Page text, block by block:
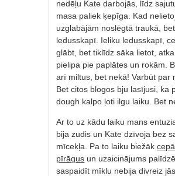
nedēļu Kate darbojās, līdz
masa paliek ķepīga. Kad
uzglabājām noslēgtā traukā,
ledusskapī. Ieliku ledusskapī,
glābt, bet tiklīdz sāka lietot,
pielipa pie paplātes un rokām.
arī miltus, bet nekā! Varbūt par
Bet citos blogos bju lasījusi, ka
dough kalpo ļoti ilgu laiku. Bet
Ar to uz kādu laiku mans
bija zudis un Kate dzīvoja bez
mīcekļa. Pa to laiku biežāk
pīrāgus un uzaicinājums
saspaidīt mīklu nebija divreiz